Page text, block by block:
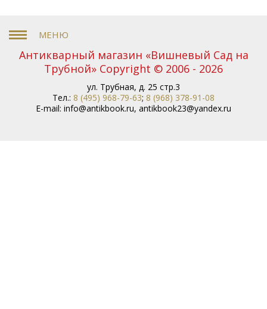
Антикварный магазин «Вишневый Сад на
Трубной» Copyright © 2006 - 2026
ул. Трубная, д. 25 стр.3
Тел.: 8 (495) 968-79-63; 8 (968) 378-91-08
E-mail: info@antikbook.ru, antikbook23@yandex.ru